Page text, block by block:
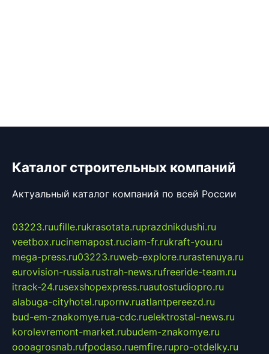
Каталог строительных компаний
Актуальный каталог компаний по всей России
03223.ruufille.rukrasotata.ruprazdnikdushi.ru
veetbox.rucinemapost.ruciam-fr.rukraft-you.ru
mega-press.ru03223.ruweb-explore.rurastenuya.ru
eurovision-russia.rustrah-news.rufreeride-team.ru
itrack-24.rusexshopexpress.ruautostudiopro.ru
alabuga-cityhotel.rupornv.ruatlantpereezd.ru
bud-em-znakomye.rua-cdc.ruelektrostal-news.ru
korolevremont-market.rubudem-znakomye.ru
oooagrosnab.rufpodaso.ruemfire.rupro-otdelky.ru